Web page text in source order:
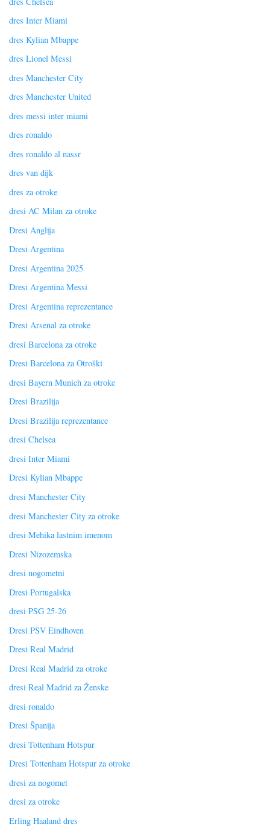
dres Inter Miami
dres Kylian Mbappe
dres Lionel Messi
dres Manchester City
dres Manchester United
dres messi inter miami
dres ronaldo
dres ronaldo al nassr
dres van dijk
dres za otroke
dresi AC Milan za otroke
Dresi Anglija
Dresi Argentina
Dresi Argentina 2025
Dresi Argentina Messi
Dresi Argentina reprezentance
Dresi Arsenal za otroke
dresi Barcelona za otroke
Dresi Barcelona za Otroški
dresi Bayern Munich za otroke
Dresi Brazilija
Dresi Brazilija reprezentance
dresi Chelsea
dresi Inter Miami
Dresi Kylian Mbappe
dresi Manchester City
dresi Manchester City za otroke
dresi Mehika lastnim imenom
Dresi Nizozemska
dresi nogometni
Dresi Portugalska
dresi PSG 25-26
Dresi PSV Eindhoven
Dresi Real Madrid
Dresi Real Madrid za otroke
dresi Real Madrid za Ženske
dresi ronaldo
Dresi Španija
dresi Tottenham Hotspur
Dresi Tottenham Hotspur za otroke
dresi za nogomet
dresi za otroke
Erling Haaland dres